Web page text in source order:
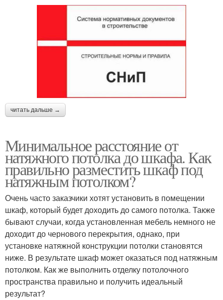
читать дальше →
Минимальное расстояние от
натяжного потолка до шкафа. Как
правильно разместить шкаф под
натяжным потолком?
Очень часто заказчики хотят установить в помещении
шкаф, который будет доходить до самого потолка. Также
бывают случаи, когда установленная мебель немного не
доходит до чернового перекрытия, однако, при
установке натяжной конструкции потолки становятся
ниже. В результате шкаф может оказаться под натяжным
потолком. Как же выполнить отделку потолочного
пространства правильно и получить идеальный
результат?